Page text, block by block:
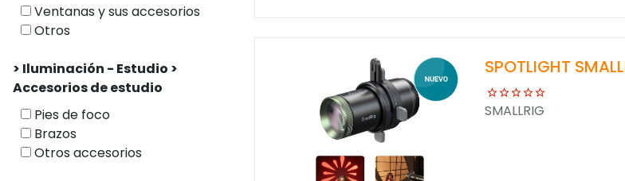
Ventanas y sus accesorios
Otros
> Iluminación - Estudio >
Accesorios de estudio
Pies de foco
Brazos
Otros accesorios
SPOTLIGHT
SMALLRIG